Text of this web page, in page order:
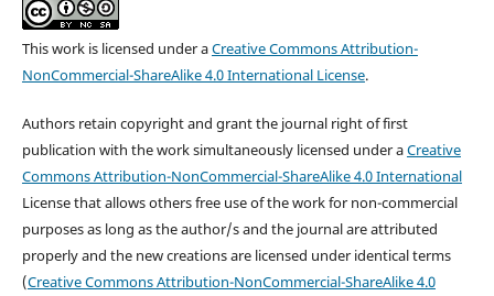
This work is licensed under aCreative Commons Attribution-
NonCommercial-ShareAlike 4.0 International License.
Authors retain copyright and grant the journal right of first
publication with the work simultaneously licensed under aCreative
Commons Attribution-NonCommercial-ShareAlike 4.0 International
License that allows others free use of the work for non-commercial
purposes as long as the author/s and the journal are attributed
properly and the new creations are licensed under identical terms
(Creative Commons Attribution-NonCommercial-ShareAlike 4.0